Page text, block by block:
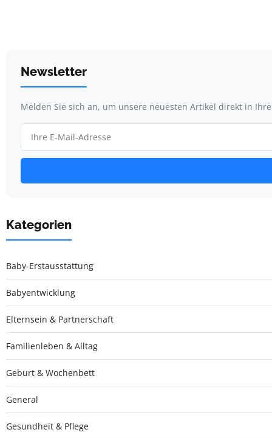
Newsletter
Melden Sie sich an, um unsere neuesten Artikel direkt in
Kategorien
Baby-Erstausstattung
Babyentwicklung
Elternsein & Partnerschaft
Familienleben & Alltag
Geburt & Wochenbett
General
Gesundheit & Pflege